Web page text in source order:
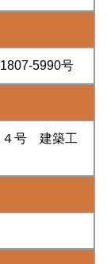
5990号
４号 建築工